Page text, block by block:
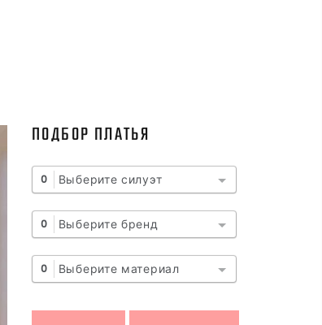
ПОДБОР ПЛАТЬЯ
0 Выберите силуэт
0 Выберите бренд
0 Выберите материал